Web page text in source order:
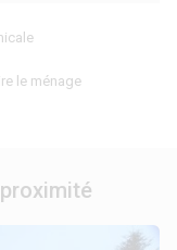
le ménage